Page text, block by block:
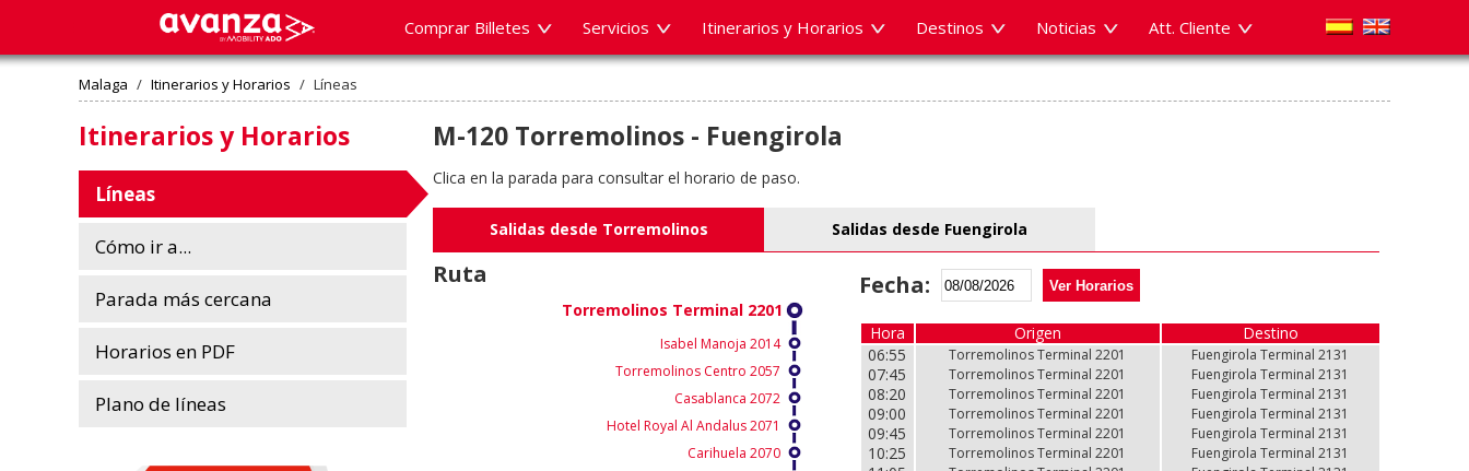
Comprar Billetes Servicios Itinerarios y Horarios Destinos Noticias Att. Cliente
Malaga / Itinerarios y Horarios / Líneas
Itinerarios y Horarios
Líneas
Cómo ir a...
Parada más cercana
Horarios en PDF
Plano de líneas
M-120 Torremolinos - Fuengirola
Clica en la parada para consultar el horario de paso.
Salidas desde Torremolinos Salidas desde Fuengirola
Ruta
Torremolinos Terminal 2201
Isabel Manoja 2014
Torremolinos Centro 2057
Casablanca 2072
Hotel Royal Al Andalus 2071
Carihuela 2070
Fecha: Ver Horarios
Hora Origen
Destino
06:55
Torremolinos Terminal 2201 Fuengirola Terminal 2131
07:45 Torremolinos Terminal 2201 Fuengirola Terminal 2131
08:20 Torremolinos Terminal 2201 Fuengirola Terminal 2131
09:00 Torremolinos Terminal 2201 Fuengirola Terminal 2131
09:45 Torremolinos Terminal 2201 Fuengirola Terminal 2131
10:25 Torremolinos Terminal 2201 Fuengirola Terminal 2131
Hora Desde
Hasta
06:55
Torremolinos Terminal 2201 Fuengirola Terminal 2131
07:45 Torremolinos Terminal 2201 Fuengirola Terminal 2131
08:20 Torremolinos Terminal 2201 Fuengirola Terminal 2131
09:00 Torremolinos Terminal 2201 Fuengirola Terminal 2131
09:45 Torremolinos Terminal 2201 Fuengirola Terminal 2131
10:25 Torremolinos Terminal 2201 Fuengirola Terminal 2131